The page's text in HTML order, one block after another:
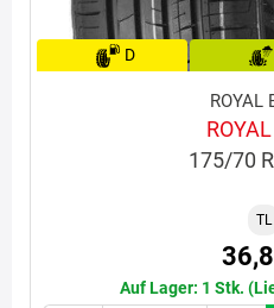
D
ROYAL
175/70
TL
Auf Lager: 1 Stk.